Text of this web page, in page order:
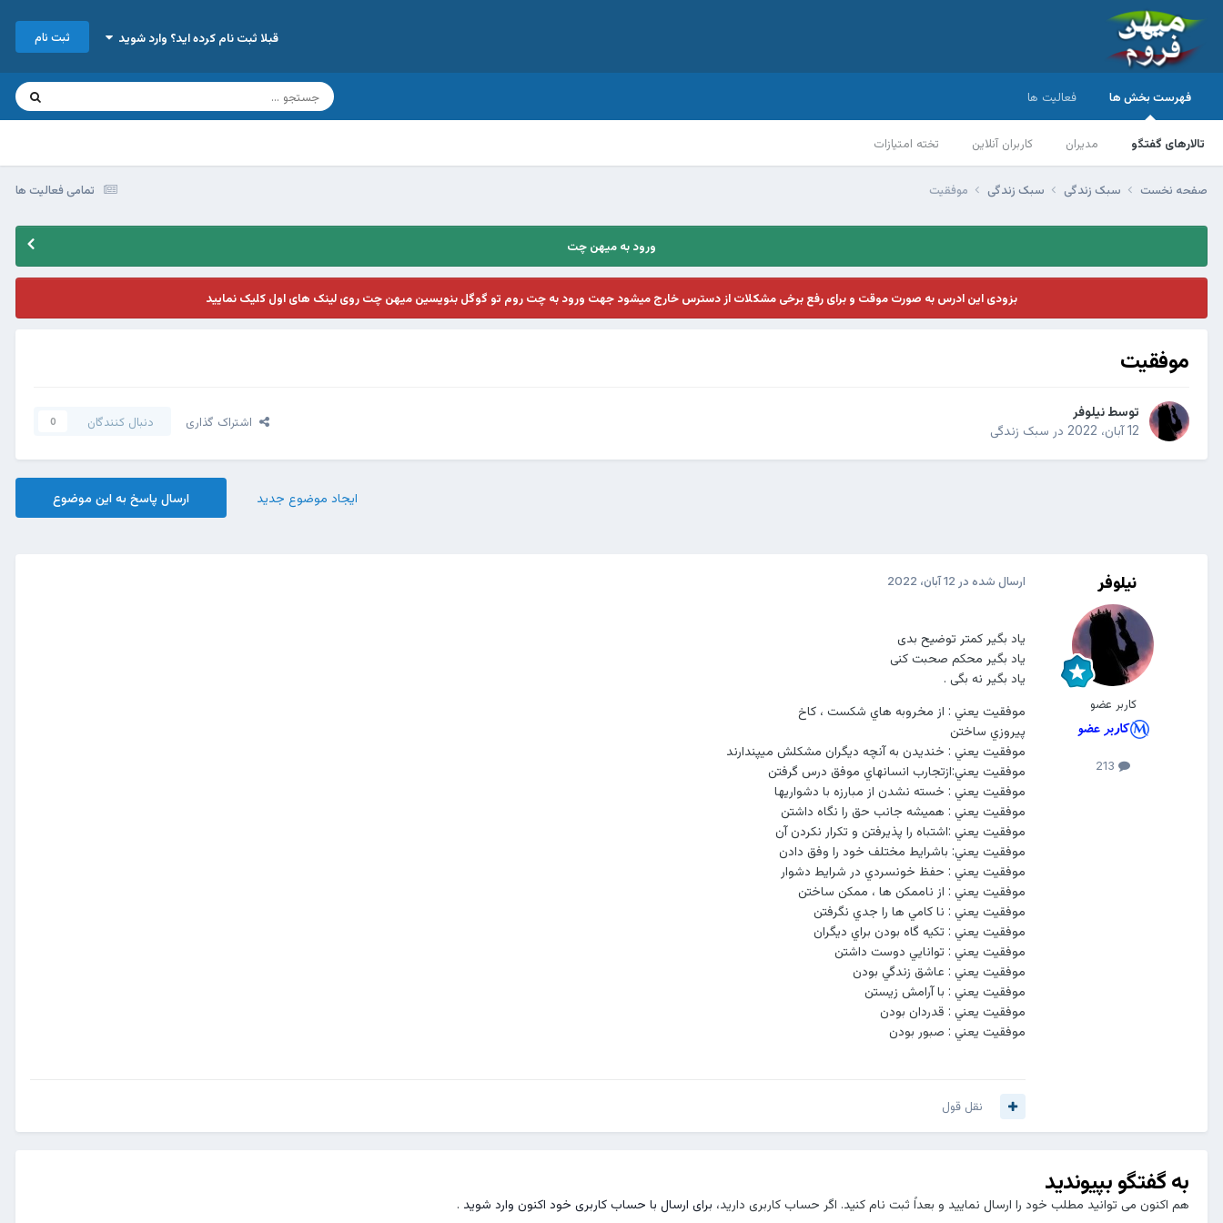
قبلا ثبت نام کرده اید؟ وارد شوید ثبت نام
فهرست بخش ها
تالارهای گفتگو مدیران کاربران آنلاین تخته امتیازات
فعالیت ها
تمامی فعالیت ها صفحه نخست سبک زندگی سبک زندگی موفقیت
ورود به میهن چت
بزودی این ادرس به صورت موقت و برای رفع برخی مشکلات از دسترس خارج میشود جهت ورود به چت روم تو گوگل بنویسین میهن چت روی لینک های اول کلیک نمایید
موفقیت
توسط نیلوفر
12 آبان، 2022
در سبک زندگی
اشتراک گذاری دنبال کنندگان 0
ارسال پاسخ به این موضوع ایجاد موضوع جدید
نیلوفر
کاربر عضو
ارسال شده در 12 آبان، 2022
یاد بگیر کمتر توضیح بدی
یاد بگیر محکم صحبت کنی
یاد بگیر نه بگی .
موفقيت يعني : از مخروبه هاي شکست ، کاخ
پيروزي ساختن
موفقيت يعني : خنديدن به آنچه ديگران مشکلش ميپندارند
موفقيت يعني:ازتجارب انسانهاي موفق درس گرفتن
موفقيت يعني : خسته نشدن از مبارزه با دشواريها
موفقيت يعني : هميشه جانب حق را نگاه داشتن
موفقيت يعني :اشتباه را پذيرفتن و تکرار نکردن آن
موفقيت يعني: باشرايط مختلف خود را وفق دادن
موفقيت يعني : حفظ خونسردي در شرايط دشوار
موفقيت يعني : از ناممکن ها ، ممکن ساختن
موفقيت يعني : نا کامي ها را جدي نگرفتن
موفقيت يعني : تکيه گاه بودن براي ديگران
موفقيت يعني : توانايي دوست داشتن
موفقيت يعني : عاشق زندگي بودن
موفقيت يعني : با آرامش زيستن
موفقيت يعني : قدردان بودن
موفقيت يعني : صبور بودن ‎‌‌ ‌‌‌‌‌‌‌‌‌‌‌‌ ‎‌ ‌‌‌‌‌‌‌‌‌‌‌‌ ‌‌‌‌‌‌‌ ‎‌‌‌‌‌‌ ‌‌‌‌‌‌‌‌‌‌‌‌ ‎‌‌‌‌‌‌ ‌‌‌‌‌‌‌‌‌‌‌‌ ‎‌‌‌‌‌‌ ‌‌‌‌ ‎‌‌‌‌‌‌ ‌‌‌‌‌‌
نقل قول
به گفتگو بپیوندید
هم اکنون می توانید مطلب خود را ارسال نمایید و بعداً ثبت نام کنید. اگر حساب کاربری دارید، برای ارسال با حساب کاربری خود اکنون وارد شوید .